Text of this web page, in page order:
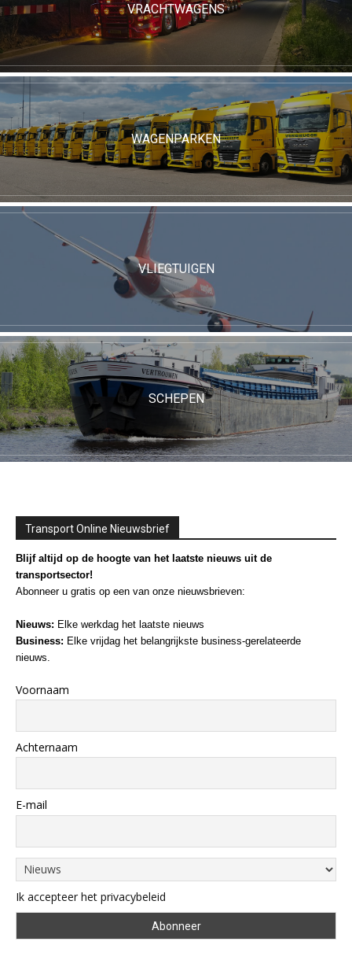
VRACHTWAGENS
WAGENPARKEN
VLIEGTUIGEN
SCHEPEN
Transport Online Nieuwsbrief
Blijf altijd op de hoogte van het laatste nieuws uit de
transportsector!
Abonneer u gratis op een van onze nieuwsbrieven:
Nieuws: Elke werkdag het laatste nieuws
Business: Elke vrijdag het belangrijkste business-gerelateerde
nieuws.
Voornaam
Achternaam
E-mail
Ik accepteer het privacybeleid